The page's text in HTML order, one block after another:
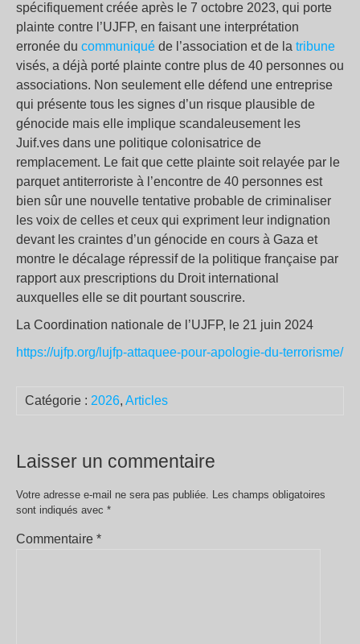
spécifiquement créée après le 7 octobre 2023, qui porte
plainte contre l’UJFP, en faisant une interprétation
erronée du communiqué de l’association et de la tribune
visés, a déjà porté plainte contre plus de 40 personnes ou
associations. Non seulement elle défend une entreprise
qui présente tous les signes d’un risque plausible de
génocide mais elle implique scandaleusement les
Juif.ves dans une politique colonisatrice de
remplacement. Le fait que cette plainte soit relayée par le
parquet antiterroriste à l’encontre de 40 personnes est
bien sûr une nouvelle tentative probable de criminaliser
les voix de celles et ceux qui expriment leur indignation
devant les craintes d’un génocide en cours à Gaza et
montre le décalage répressif de la politique française par
rapport aux prescriptions du Droit international
auxquelles elle se dit pourtant souscrire.
La Coordination nationale de l’UJFP, le 21 juin 2024
https://ujfp.org/lujfp-attaquee-pour-apologie-du-terrorisme/
Catégorie : 2026, Articles
Laisser un commentaire
Votre adresse e-mail ne sera pas publiée. Les champs obligatoires
sont indiqués avec *
Commentaire *